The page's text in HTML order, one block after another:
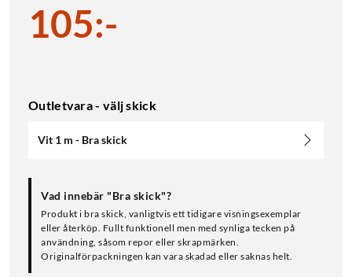
105:-
Outletvara - välj skick
Vit 1 m - Bra skick
Vad innebär "Bra skick"?
Produkt i bra skick, vanligtvis ett tidigare visningsexemplar
eller återköp. Fullt funktionell men med synliga tecken på
användning, såsom repor eller skrapmärken.
Originalförpackningen kan vara skadad eller saknas helt.